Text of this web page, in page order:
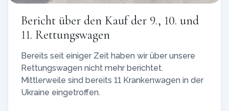
Bericht über den Kauf der 9., 10. und
11. Rettungswagen
Bereits seit einiger Zeit haben wir über unsere
Rettungswagen nicht mehr berichtet.
Mittlerweile sind bereits 11 Krankenwagen in der
Ukraine eingetroffen.